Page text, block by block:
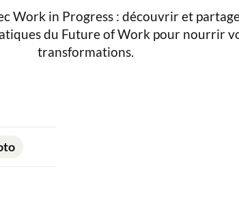
Work in Progress : découvrir et
du Future of Work pour nourrir
transformations.